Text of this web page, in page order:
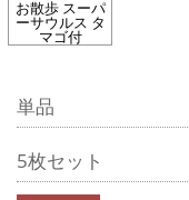
お散歩 スーパ
ーサウルス タ
マゴ付
単品
5枚セット